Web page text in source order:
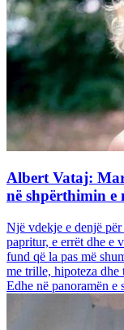
Albert Vataj:
në shpërthimin e
Një vdekje e denjë
papritur, e errët dhe e
fund që la pas më
me trille, hipoteza
Edhe në panoramën